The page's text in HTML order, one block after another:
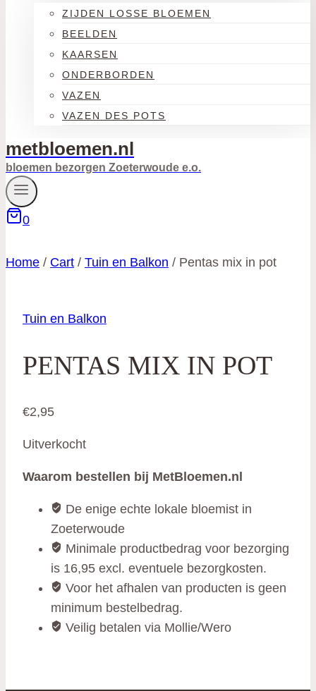
ZIJDEN LOSSE BLOEMEN
BEELDEN
KAARSEN
ONDERBORDEN
VAZEN
VAZEN DES POTS
metbloemen.nl
bloemen bezorgen Zoeterwoude e.o.
0
Home / Cart / Tuin en Balkon / Pentas mix in pot
Tuin en Balkon
PENTAS MIX IN POT
€2,95
Uitverkocht
Waarom bestellen bij MetBloemen.nl
De enige echte lokale bloemist in
Zoeterwoude
Minimale productbedrag voor bezorging
is 16,95 excl. eventuele bezorgkosten.
Voor het afhalen van producten is geen
minimum bestelbedrag.
Veilig betalen via Mollie/Wero